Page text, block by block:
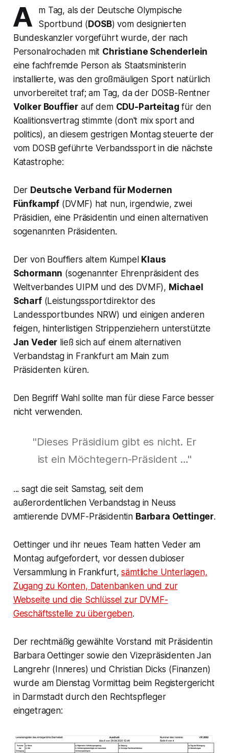
A
m Tag, als der Deutsche Olympische
Sportbund ( DOSB) vom designierten
Bundeskanzler vorgeführt wurde, der nach
Personalrochaden mit Christiane Schenderlein
eine fachfremde Person als Staatsministerin
installierte, was den großmäuligen Sport natürlich
unvorbereitet traf; am Tag, da der DOSB-Rentner
Volker Bouffier auf dem CDU-Parteitag für den
Koalitionsvertrag stimmte (don't mix sport and
politics), an diesem gestrigen Montag steuerte der
vom DOSB geführte Verbandssport in die nächste
Katastrophe:
Der Deutsche Verband für Modernen
Fünfkampf (DVMF) hat nun, irgendwie, zwei
Präsidien, eine Präsidentin und einen alternativen
sogenannten Präsidenten.
Der von Bouffiers altem Kumpel Klaus
Schormann (sogenannter Ehrenpräsident des
Weltverbandes UIPM und des DVMF), Michael
Scharf(Leistungssportdirektor des
Landessportbundes NRW) und einigen anderen
feigen, hinterlistigen Strippenziehern unterstützte
Jan Veder ließ sich auf einem alternativen
Verbandstag in Frankfurt am Main zum
Präsidentenküren.
Den Begriff Wahl sollte man für diese Farce besser
nicht verwenden.
"Dieses Präsidium gibt es nicht. Er
ist ein Möchtegern-Präsident …"
... sagt die seit Samstag, seit dem
außerordentlichen Verbandstag in Neuss
amtierende DVMF-Präsidentin Barbara Oettinger.
Oettinger und ihr neues Team hatten Veder am
Montag aufgefordert, vor dessen dubioser
Versammlung in Frankfurt,sämtliche Unterlagen,
Zugang zu Konten, Datenbanken und zur
Webseite und die Schlüssel zur DVMF-
Geschäftsstelle zu übergeben.
Der rechtmäßig gewählte Vorstand mit Präsidentin
Barbara Oettinger sowie den Vizepräsidenten Jan
Langrehr (Inneres) und Christian Dicks (Finanzen)
wurde am Dienstag Vormittag beim Registergericht
in Darmstadt durch den Rechtspfleger
eingetragen: